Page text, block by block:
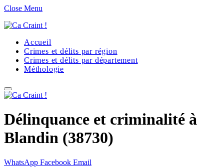
Close Menu
Accueil
Crimes et délits par région
Crimes et délits par département
Méthologie
Délinquance et criminalité à
Blandin (38730)
WhatsApp Facebook Email